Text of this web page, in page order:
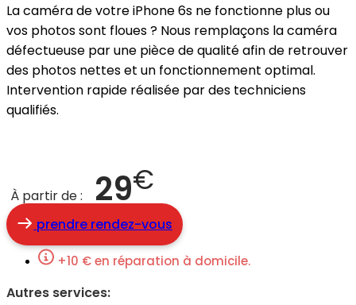
La caméra de votre iPhone 6s ne fonctionne plus ou
vos photos sont floues ? Nous remplaçons la caméra
défectueuse par une pièce de qualité afin de retrouver
des photos nettes et un fonctionnement optimal.
Intervention rapide réalisée par des techniciens
qualifiés.
À partir de : 29€
prendre rendez-vous
+10 € en réparation à domicile.
Autres services: